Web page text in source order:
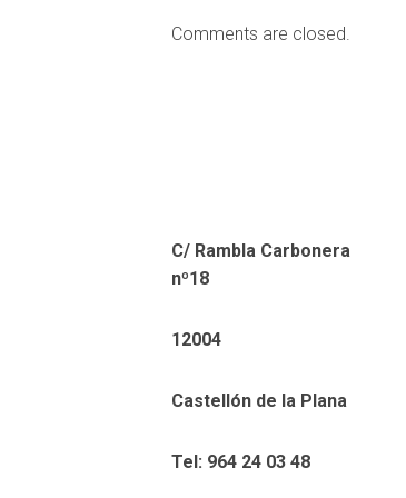
Comments are closed.
C/ Rambla Carbonera
nº18
12004
Castellón de la Plana
Tel: 964 24 03 48